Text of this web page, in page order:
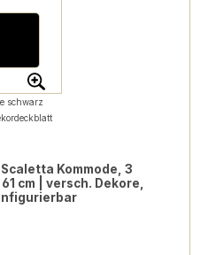
schwarz
Scaletta Kommode, 3
cm | versch. Dekore,